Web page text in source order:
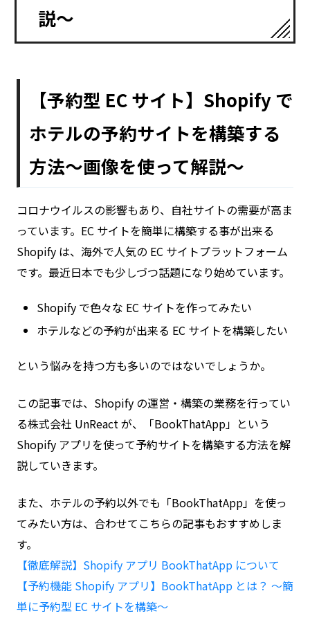
説〜
【予約型 EC サイト】Shopify で
ホテルの予約サイトを構築する
方法〜画像を使って解説〜
コロナウイルスの影響もあり、自社サイトの需要が高ま
っています。EC サイトを簡単に構築する事が出来る
Shopify は、海外で人気の EC サイトプラットフォーム
です。最近日本でも少しづつ話題になり始めています。
Shopify で色々な EC サイトを作ってみたい
ホテルなどの予約が出来る EC サイトを構築したい
という悩みを持つ方も多いのではないでしょうか。
この記事では、Shopify の運営・構築の業務を行ってい
る株式会社 UnReact が、「BookThatApp」という
Shopify アプリを使って予約サイトを構築する方法を解
説していきます。
また、ホテルの予約以外でも「BookThatApp」を使っ
てみたい方は、合わせてこちらの記事もおすすめしま
す。
【徹底解説】Shopify アプリ BookThatApp について
【予約機能 Shopify アプリ】BookThatApp とは？ 〜簡
単に予約型 EC サイトを構築〜